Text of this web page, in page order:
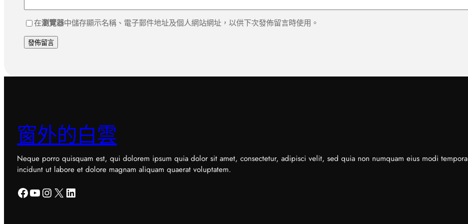
在瀏覽器中儲存顯示名稱、電子郵件地址及個人網站網址，以供下次發佈留言時使用。
窗外的白雲
Neque porro quisquam est, qui dolorem ipsum quia dolor sit amet, consectetur, adipisci velit, sed quia non numquam eius modi tempora
incidunt ut labore et dolore magnam aliquam quaerat voluptatem.
Facebook YouTube Instagram X LinkedIn